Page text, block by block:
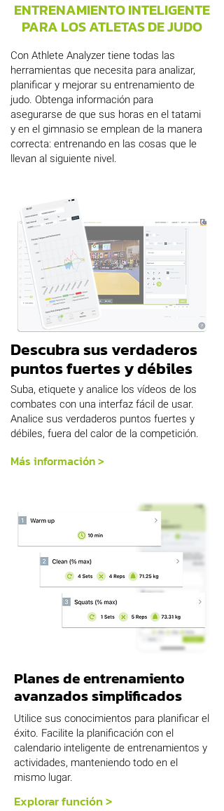
ENTRENAMIENTO INTELIGENTE
PARA LOS ATLETAS DE JUDO
Con Athlete Analyzer tiene todas las
herramientas que necesita para analizar,
planificar y mejorar su entrenamiento de
judo. Obtenga información para
asegurarse de que sus horas en el tatami
y en el gimnasio se emplean de la manera
correcta: entrenando en las cosas que le
llevan al siguiente nivel.
Descubra sus verdaderos
puntos fuertes y débiles
Suba, etiquete y analice los vídeos de los
combates con una interfaz fácil de usar.
Analice sus verdaderos puntos fuertes y
débiles, fuera del calor de la competición.
Más información >
Planes de entrenamiento
avanzados simplificados
Utilice sus conocimientos para planificar el
éxito. Facilite la planificación con el
calendario inteligente de entrenamientos y
actividades, manteniendo todo en el
mismo lugar.
Explorar función >